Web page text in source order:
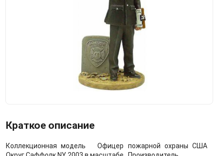
Краткое описание
Коллекционная модель Офицер пожарной охраны США